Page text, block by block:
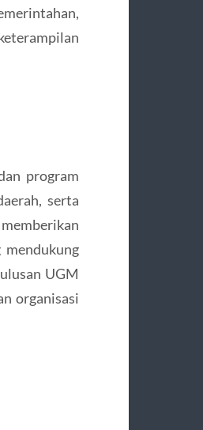
program
serta
mendukung
UGM
organisasi